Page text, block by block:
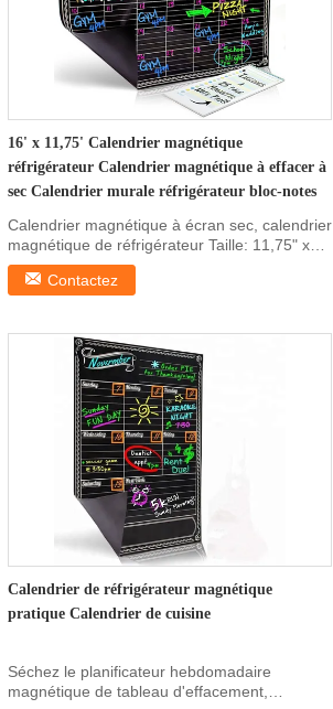
16' x 11,75' Calendrier magnétique
réfrigérateur Calendrier magnétique à effacer à
sec Calendrier murale réfrigérateur bloc-notes
Calendrier magnétique à écran sec, calendrier
magnétique de réfrigérateur Taille: 11,75" x
16" ou ...
Contactez
Calendrier de réfrigérateur magnétique
pratique Calendrier de cuisine
Séchez le planificateur hebdomadaire
magnétique de tableau d'effacement,